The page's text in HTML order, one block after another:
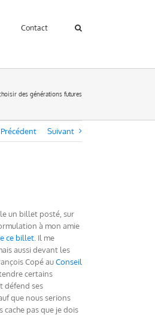
Contact
des générations futures
Précédent Suivant
un billet posté, sur
à mon amie
ce billet . Il me
aussi devant les
Copé auConseil
certains
défend ses
que nous serions
cache pas que je dois